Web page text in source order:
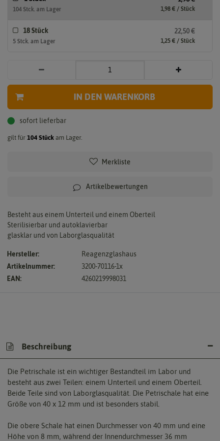
1,98 € / Stück
104 Stck. am Lager
18 Stück 22,50 €
1,25 € / Stück
5 Stck. am Lager
IN DEN WARENKORB
sofort lieferbar
gilt für 104 Stück am Lager.
Merkliste
Artikelbewertungen
Besteht aus einem Unterteil und einem Oberteil
Sterilisierbar und autoklavierbar
glasklar und von Laborglasqualität
Hersteller:
Reagenzglashaus
Artikelnummer:
3200-70116-1x
EAN:
4260219998031
Beschreibung
Die Petrischale ist ein wichtiger Bestandteil im Labor und
besteht aus zwei Teilen: einem Unterteil und einem Oberteil.
Beide Teile sind von Laborglasqualität. Die Petrischale hat eine
Größe von 40 x 12 mm und ist besonders stabil.
Die obere Schale hat einen Durchmesser von 40 mm und eine
Höhe von 8 mm, während der Innendurchmesser 36 mm